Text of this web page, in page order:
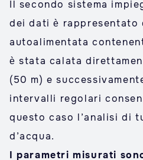
Il secondo sistema
dei dati è rappresentato
autoalimentata
è stata calata
(50 m) e
intervalli regolari
questo caso l’analisi di
d’acqua.
I parametri misurati